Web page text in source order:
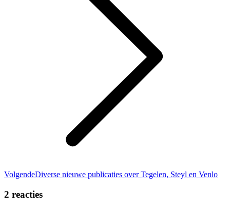
VolgendeVolgend
Diverse nieuwe publicaties over Tegelen, Steyl en Venlo
2 reacties